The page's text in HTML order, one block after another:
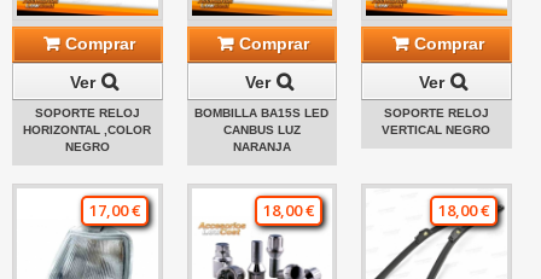
Comprar
Ver
SOPORTE RELOJ
HORIZONTAL ,COLOR
NEGRO
Comprar
Ver
BOMBILLA BA15S LED
CANBUS LUZ
NARANJA
Comprar
Ver
SOPORTE RELOJ
VERTICAL NEGRO
17,00 € 18,00 € 18,00 €